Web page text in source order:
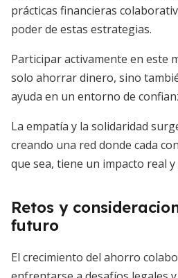
prácticas financieras
poder de estas estrategias.
Participar activamente en este
solo ahorrar dinero, sino
ayuda en un entorno de
La empatía y la solidaridad
creando una red donde cada
que sea, tiene un impacto real
Retos y
futuro
El crecimiento del ahorro